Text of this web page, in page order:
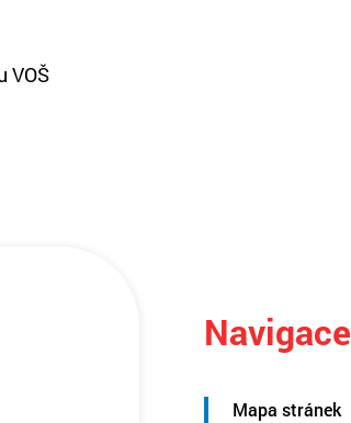
VOŠ
Navigace
Mapa stránek